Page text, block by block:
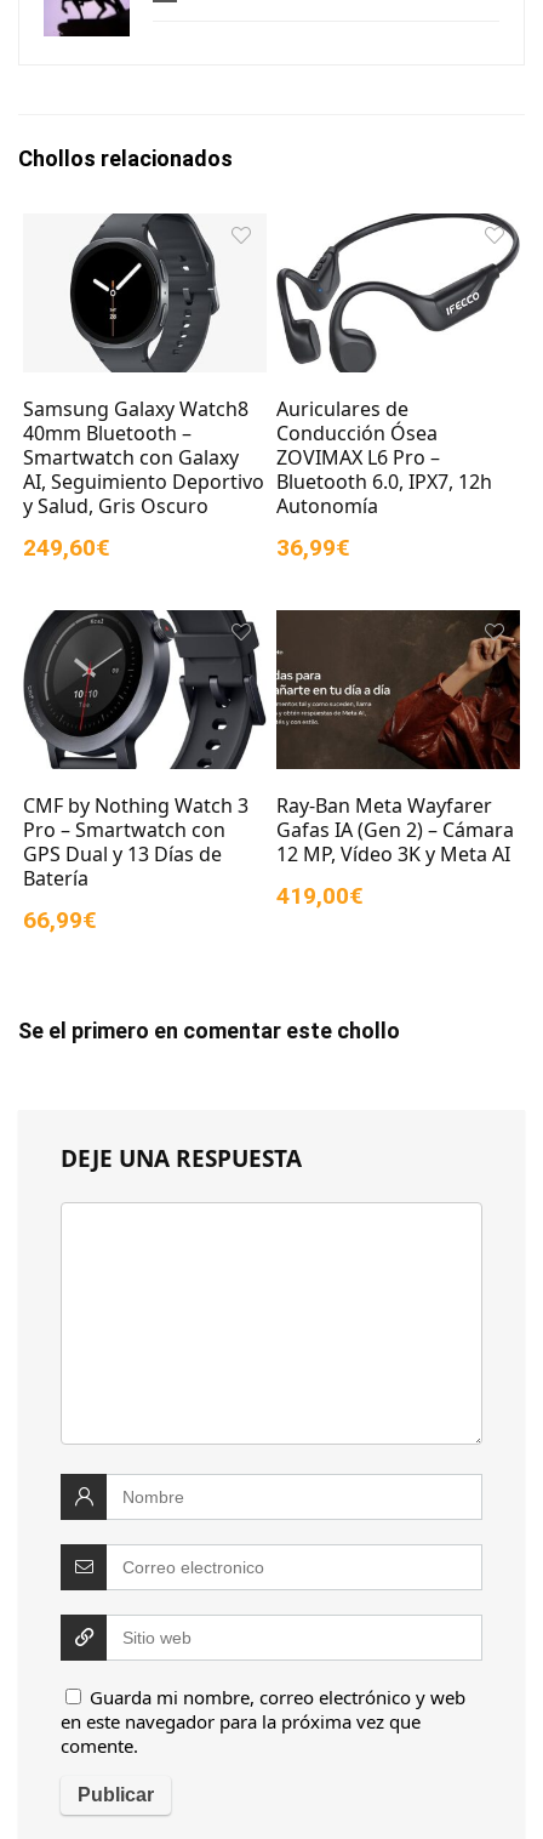
Chollos relacionados
Samsung Galaxy Watch8
40mm Bluetooth –
Smartwatch con Galaxy
AI, Seguimiento Deportivo
y Salud, Gris Oscuro
249,60€
Auriculares de
Conducción Ósea
ZOVIMAX L6 Pro –
Bluetooth 6.0, IPX7, 12h
Autonomía
36,99€
CMF by Nothing Watch 3
Pro – Smartwatch con
GPS Dual y 13 Días de
Batería
66,99€
Ray-Ban Meta Wayfarer
Gafas IA (Gen 2) – Cámara
12 MP, Vídeo 3K y Meta AI
419,00€
Se el primero en comentar este chollo
DEJE UNA RESPUESTA
Guarda mi nombre, correo electrónico y web
en este navegador para la próxima vez que
comente.